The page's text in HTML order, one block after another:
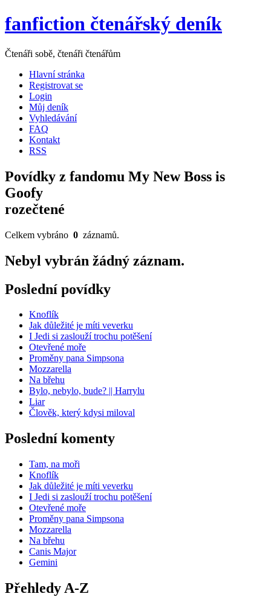
fanfiction čtenářský deník
Čtenáři sobě, čtenáři čtenářům
Hlavní stránka
Registrovat se
Login
Můj deník
Vyhledávání
FAQ
Kontakt
RSS
Povídky z fandomu My New Boss is
Goofy
rozečtené
Celkem vybráno 0 záznamů.
Nebyl vybrán žádný záznam.
Poslední povídky
Knoflík
Jak důležité je míti veverku
I Jedi si zaslouží trochu potěšení
Otevřené moře
Proměny pana Simpsona
Mozzarella
Na břehu
Bylo, nebylo, bude? || Harrylu
Liar
Člověk, který kdysi miloval
Poslední komenty
Tam, na moři
Knoflík
Jak důležité je míti veverku
I Jedi si zaslouží trochu potěšení
Otevřené moře
Proměny pana Simpsona
Mozzarella
Na břehu
Canis Major
Gemini
Přehledy A-Z